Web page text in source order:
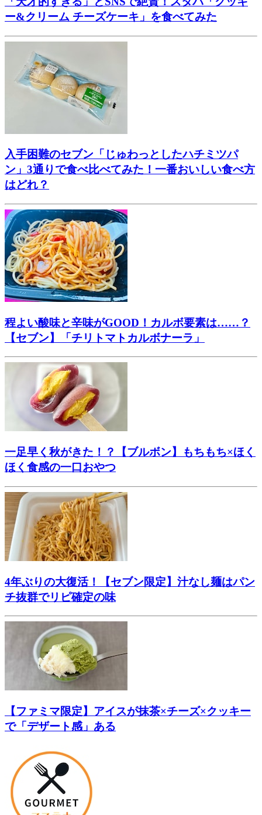
ー&クリーム チーズケーキ」を食べてみた
入手困難のセブン「じゅわっとしたハチミツパ
ン」3通りで食べ比べてみた！一番おいしい食べ方
はどれ？
程よい酸味と辛味がGOOD！カルボ要素は……？
【セブン】「チリトマトカルボナーラ」
一足早く秋がきた！？【ブルボン】もちもち×ほく
ほく食感の一口おやつ
4年ぶりの大復活！【セブン限定】汁なし麺はパン
チ抜群でリピ確定の味
【ファミマ限定】アイスが抹茶×チーズ×クッキー
で「デザート感」ある